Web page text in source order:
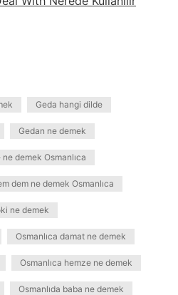
Geda hangi dilde
Gedan ne demek
ne demek Osmanlıca
dem ne demek Osmanlıca
ne demek
Osmanlıca damat ne demek
Osmanlıca hemze ne demek
Osmanlıda baba ne demek